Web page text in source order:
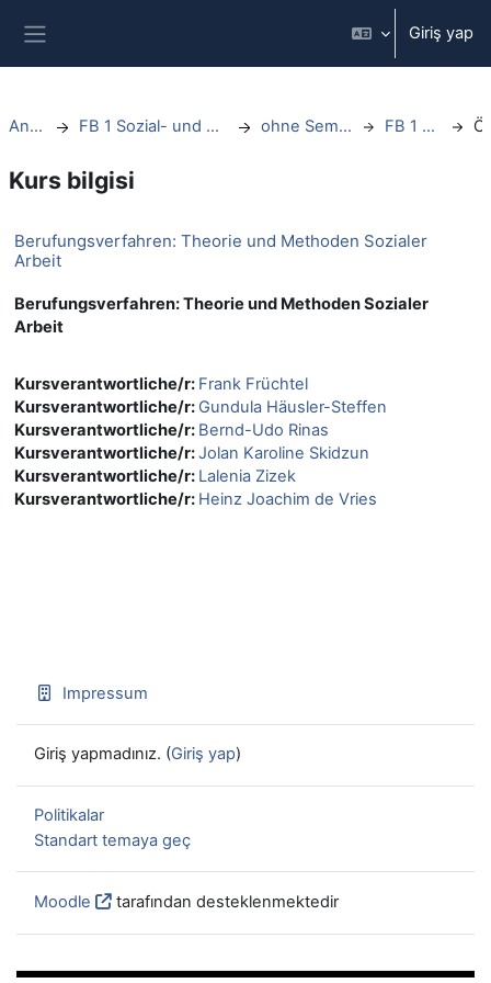
Giriş yap
Ana sayfa FB 1 Sozial- und Bildungswissenschaften ohne Semesterzuordnung FB 1 Organisation
Kurs bilgisi
Berufungsverfahren: Theorie und Methoden Sozialer
Arbeit
Berufungsverfahren: Theorie und Methoden Sozialer
Arbeit
Kursverantwortliche/r: Frank Früchtel
Kursverantwortliche/r: Gundula Häusler-Steffen
Kursverantwortliche/r: Bernd-Udo Rinas
Kursverantwortliche/r:Jolan Karoline Skidzun
Kursverantwortliche/r: Lalenia Zizek
Kursverantwortliche/r: Heinz Joachim de Vries
Impressum
Giriş yapmadınız. (Giriş yap)
Politikalar
Standart temaya geç
Moodle tarafından desteklenmektedir